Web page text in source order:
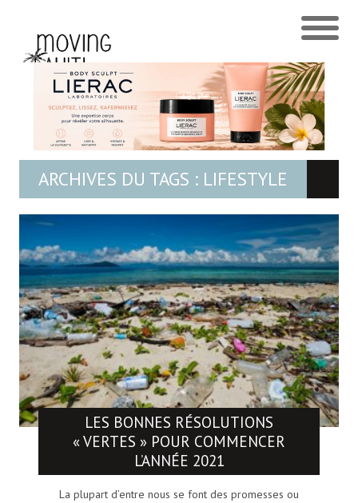
ARCHIVES DU TAGS : LIFESTYLE
LES BONNES RÉSOLUTIONS
« VERTES » POUR COMMENCER
L’ANNÉE 2021
La plupart d’entre nous se font des promesses ou